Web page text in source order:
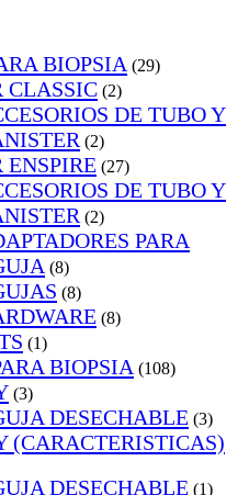
BIOPSIA (29)
CLASSIC (2)
DE TUBO Y
(2)
ENSPIRE (27)
DE TUBO Y
(2)
PARA
(8)
(8)
(8)
(1)
BIOPSIA (108)
(3)
DESECHABLE (3)
(CARACTERISTICAS)
DESECHABLE (1)